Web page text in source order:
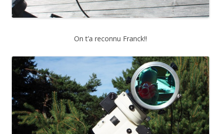
On t’a reconnu Franck!!